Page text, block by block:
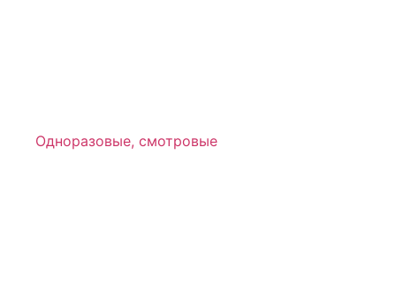
Одноразовые, смотровые